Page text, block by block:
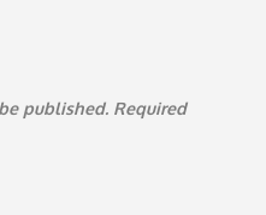
published. Required